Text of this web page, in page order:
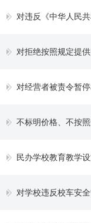
对违反《中华人民
对拒绝按照规定提
对经营者被责令暂
不标明价格、不按照规定的内容和方式
民办学校教育教学设施、设备存
对学校违反校车安